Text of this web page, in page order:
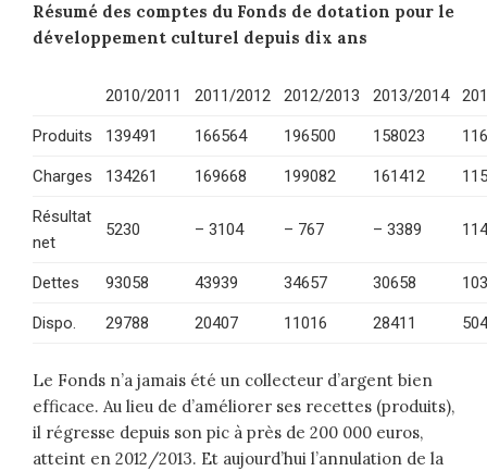
Résumé des comptes du Fonds de dotation pour le
développement culturel depuis dix ans
2010/2011 2011/2012 2012/2013 2013/2014
Produits 139491 166564 196500 158023
Charges 134261 169668 199082 161412
Résultat
net
5230 – 3104 – 767 – 3389
Dettes 93058 43939 34657 30658
Dispo. 29788 20407 11016 28411
Le Fonds n’a jamais été un collecteur d’argent bien
efficace. Au lieu de d’améliorer ses recettes (produits),
il régresse depuis son pic à près de 200 000 euros,
atteint en 2012/2013. Et aujourd’hui l’annulation de la